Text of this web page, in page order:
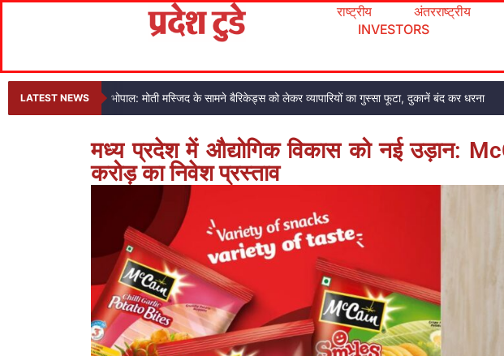
राष्ट्रीय अंतरराष्ट्रीय
INVESTORS
LATEST NEWS भोपाल: मोती मस्जिद के सामने बैरिकेड्स को लेकर व्यापारियों का गुस्सा फूटा, दुकानें बंद कर धरना
मध्य प्रदेश में औद्योगिक विकास को नई उड़ान:
करोड़ का निवेश प्रस्ताव